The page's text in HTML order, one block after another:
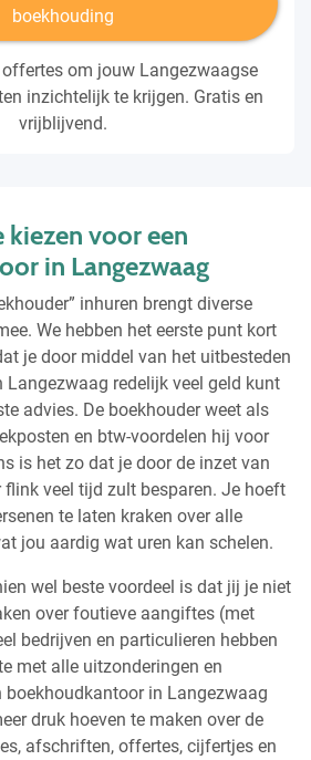
boekhouding
om jouw Langezwaagse
inzichtelijk te krijgen. Gratis en
vrijblijvend.
kiezen voor een
in Langezwaag
inhuren brengt diverse
We hebben het eerste punt kort
je door middel van het uitbesteden
redelijk veel geld kunt
advies. De boekhouder weet als
en btw-voordelen hij voor
is het zo dat je door de inzet van
veel tijd zult besparen. Je hoeft
te laten kraken over alle
jou aardig wat uren kan schelen.
wel beste voordeel is dat jij je niet
over foutieve aangiftes (met
bedrijven en particulieren hebben
met alle uitzonderingen en
boekhoudkantoor in Langezwaag
druk hoeven te maken over de
afschriften, offertes, cijfertjes en